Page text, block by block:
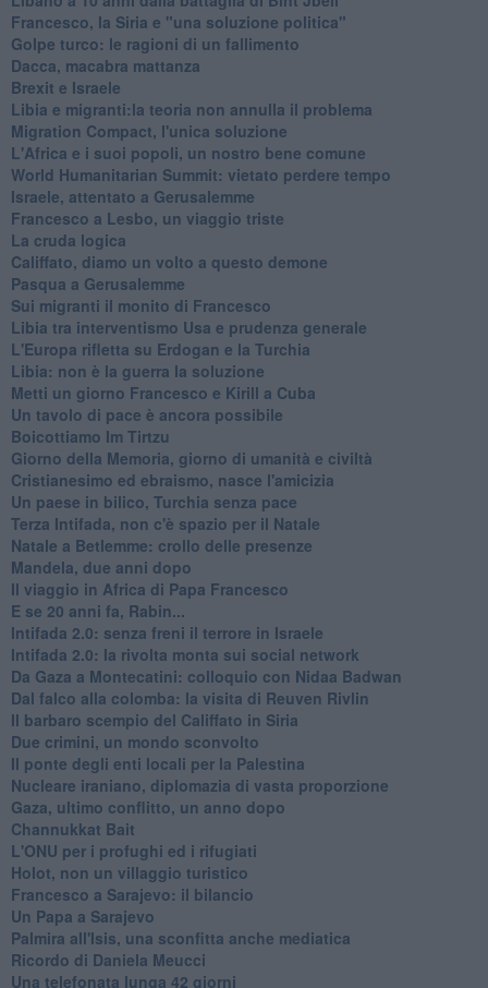
Francesco, la Siria e "una soluzione politica"
Golpe turco: le ragioni di un fallimento
Dacca, macabra mattanza
Brexit e Israele
Libia e migranti:la teoria non annulla il problema
Migration Compact, l'unica soluzione
L'Africa e i suoi popoli, un nostro bene comune
World Humanitarian Summit: vietato perdere tempo
Israele, attentato a Gerusalemme
Francesco a Lesbo, un viaggio triste
La cruda logica
Califfato, diamo un volto a questo demone
Pasqua a Gerusalemme
Sui migranti il monito di Francesco
Libia tra interventismo Usa e prudenza generale
L'Europa rifletta su Erdogan e la Turchia
Libia: non è la guerra la soluzione
Metti un giorno Francesco e Kirill a Cuba
Un tavolo di pace è ancora possibile
Boicottiamo Im Tirtzu
Giorno della Memoria, giorno di umanità e civiltà
Cristianesimo ed ebraismo, nasce l'amicizia
Un paese in bilico, Turchia senza pace
Terza Intifada, non c'è spazio per il Natale
Natale a Betlemme: crollo delle presenze
Mandela, due anni dopo
Il viaggio in Africa di Papa Francesco
E se 20 anni fa, Rabin...
Intifada 2.0: senza freni il terrore in Israele
Intifada 2.0: la rivolta monta sui social network
Da Gaza a Montecatini: colloquio con Nidaa Badwan
Dal falco alla colomba: la visita di Reuven Rivlin
Il barbaro scempio del Califfato in Siria
Due crimini, un mondo sconvolto
Il ponte degli enti locali per la Palestina
Nucleare iraniano, diplomazia di vasta proporzione
Gaza, ultimo conflitto, un anno dopo
Channukkat Bait
L'ONU per i profughi ed i rifugiati
Holot, non un villaggio turistico
Francesco a Sarajevo: il bilancio
Un Papa a Sarajevo
Palmira all'Isis, una sconfitta anche mediatica
Ricordo di Daniela Meucci
​Una telefonata lunga 42 giorni